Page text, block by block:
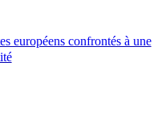
européens confrontés à une